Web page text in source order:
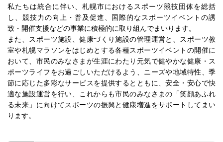
私たちは統合に伴い、札幌市におけるスポーツ競技団体を総括
し、競技力の向上・普及促進、国際的なスポーツイベントの誘
致・開催支援などの事業に積極的に取り組んでまいります。
また、スポーツ施設、健康づくり施設の管理運営と、スポーツ教
室や札幌マラソンをはじめとする各種スポーツイベントの開催に
おいて、市民のみなさまが生涯にわたり元気で健やかな健康・ス
ポーツライフをお過ごしいただけるよう、ニーズや地域特性、季
節に応じた多彩なサービスを提供するとともに、安全・安心で快
適な施設運営を行い、これからも市民のみなさまの「笑顔あふれ
る未来」に向けてスポーツの振興と健康増進をサポートしてまい
ります。